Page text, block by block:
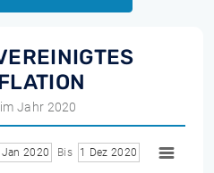
Jahr 2020
Jan 2020 Bis 1 Dez 2020